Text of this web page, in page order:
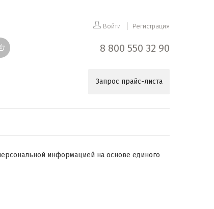
Войти Регистрация
8 800 550 32 90
Запрос прайс-листа
информацией на основе единого